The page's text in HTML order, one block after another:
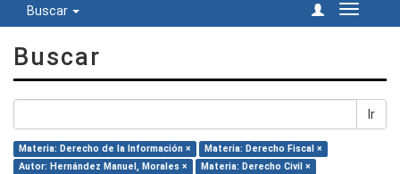
Buscar
Cambiar
Buscar
Ir
Materia: Derecho de la Información ×
Materia: Derecho Fiscal ×
Autor: Hernández Manuel, Morales ×
Materia: Derecho Civil ×